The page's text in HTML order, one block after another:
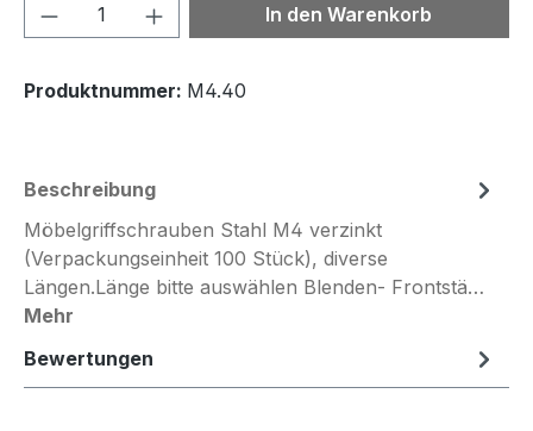
Produkt Anzahl: Gib denIn den Warenkorb
Produktnummer: M4.40
Beschreibung
Möbelgriffschrauben Stahl M4 verzinkt
(Verpackungseinheit 100 Stück), diverse
Längen.Länge bitte auswählen Blenden- Frontstä…
Mehr
Bewertungen